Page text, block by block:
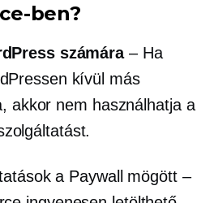
ben?
számára– Ha
kívül más
akkor nem használhatja a
a Paywall mögött –